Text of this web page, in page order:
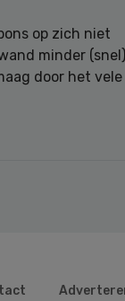
op zich niet
minder (snel)
door het